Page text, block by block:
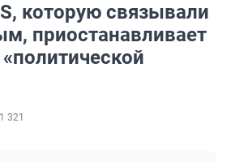
которую связывали
приостанавливает
321